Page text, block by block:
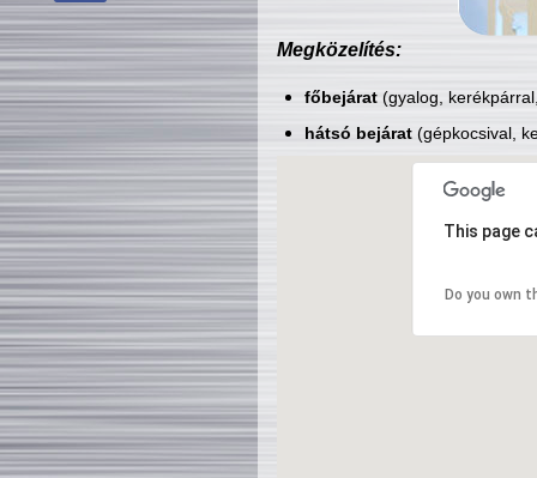
Megközelítés:
főbejárat(gyalog,
hátsó bejárat(gépkocsival,
This page
Do you own